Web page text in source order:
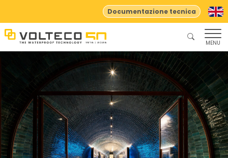
Documentazione tecnica
MENU